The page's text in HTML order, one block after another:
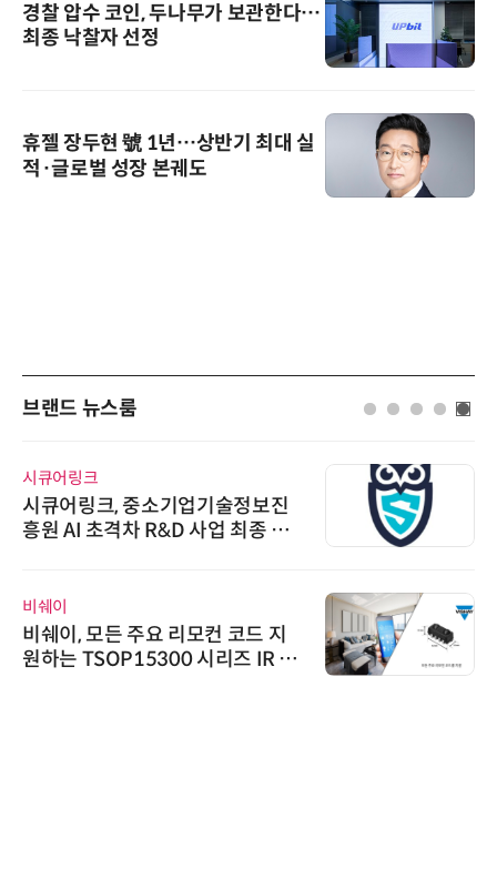
경찰 압수 코인, 두나무가 보관한다…
최종 낙찰자 선정
휴젤 장두현 號 1년…상반기 최대 실
적·글로벌 성장 본궤도
브랜드 뉴스룸
시큐어링크
시큐어링크, 중소기업기술정보진
흥원 AI 초격차 R&D 사업 최종 선
비쉐이
비쉐이, 모든 주요 리모컨 코드 지
원하는 TSOP15300 시리즈 IR 수